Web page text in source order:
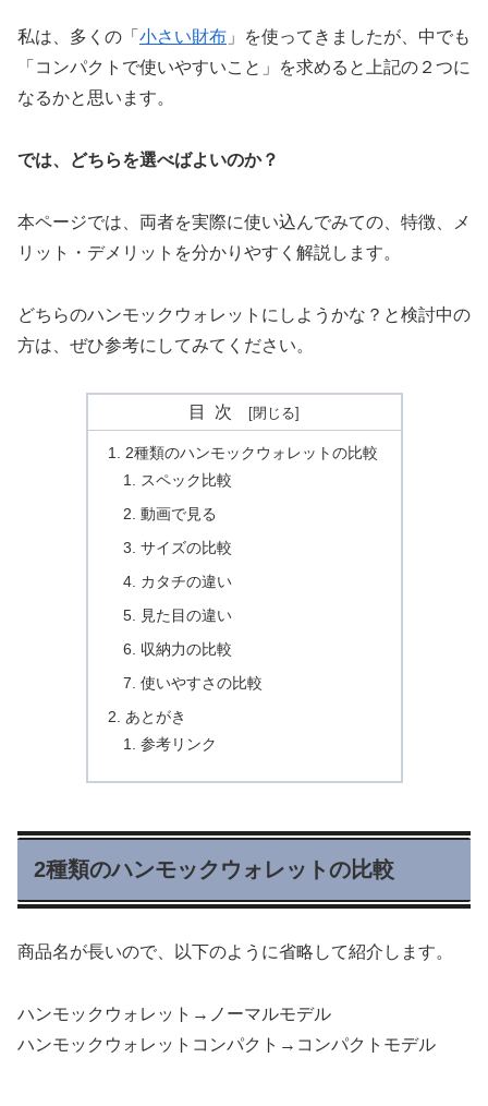
私は、多くの「 小さい財布 」を使ってきましたが、中でも
「コンパクトで使いやすいこと」を求めると上記の２つに
なるかと思います。
では、どちらを選べばよいのか？
本ページでは、両者を実際に使い込んでみての、特徴、メ
リット・デメリットを分かりやすく解説します。
どちらのハンモックウォレットにしようかな？と検討中の
方は、ぜひ参考にしてみてください。
目次
2種類のハンモックウォレットの比較
スペック比較
動画で見る
サイズの比較
カタチの違い
見た目の違い
収納力の比較
使いやすさの比較
あとがき
参考リンク
2種類のハンモックウォレットの比較
商品名が長いので、以下のように省略して紹介します。
ハンモックウォレット→ノーマルモデル
ハンモックウォレットコンパクト→コンパクトモデル